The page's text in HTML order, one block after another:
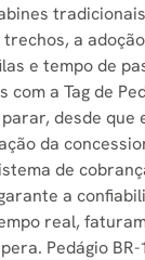
a
e tempo de
a Tag de
desde que
da
de
a
real,
Pedágio